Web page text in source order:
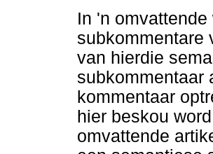
In 'n
subkommentare
van hierdie
subkommentaar
kommentaar
hier beskou
omvattende